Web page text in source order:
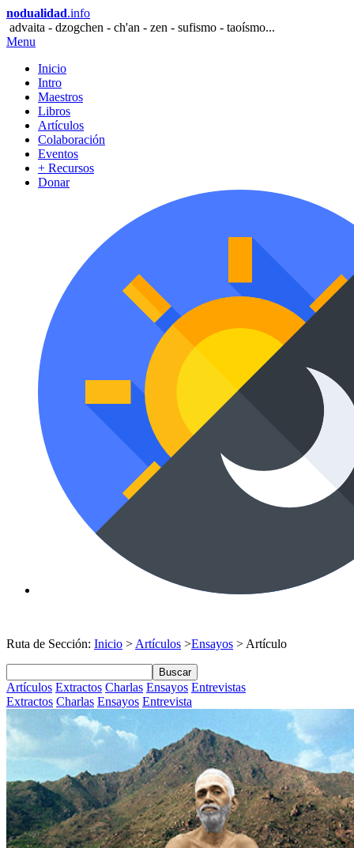
nodualidad.info
advaita - dzogchen - ch'an - zen - sufismo - taoísmo...
Menu
Inicio
Intro
Maestros
Libros
Artículos
Colaboración
Eventos
+ Recursos
Donar
Ruta de Sección: Inicio > Artículos >Ensayos > Artículo
Buscar
Artículos Extractos Charlas Ensayos Entrevistas
Extractos Charlas Ensayos Entrevista